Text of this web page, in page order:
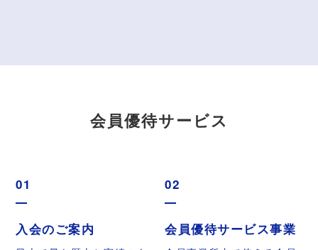
会員優待サービス
01
入会のご案内
02
会員優待サービス事業